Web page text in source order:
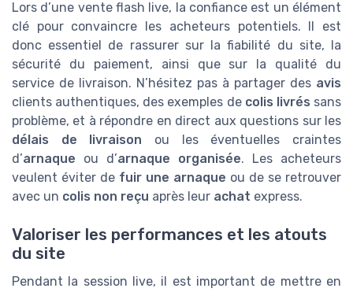
Lors d’une vente flash live, la confiance est un élément
clé pour convaincre les acheteurs potentiels. Il est
donc essentiel de rassurer sur la fiabilité du site, la
sécurité du paiement, ainsi que sur la qualité du
service de livraison. N’hésitez pas à partager des avis
clients authentiques, des exemples de colis livrés sans
problème, et à répondre en direct aux questions sur les
délais de livraison ou les éventuelles craintes
d’arnaque ou d’arnaque organisée. Les acheteurs
veulent éviter de fuir une arnaque ou de se retrouver
avec un colis non reçu après leur achat express.
Valoriser les performances et les atouts
du site
Pendant la session live, il est important de mettre en